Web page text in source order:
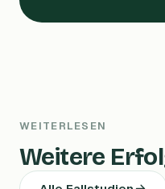
WEITERLESEN
Weitere